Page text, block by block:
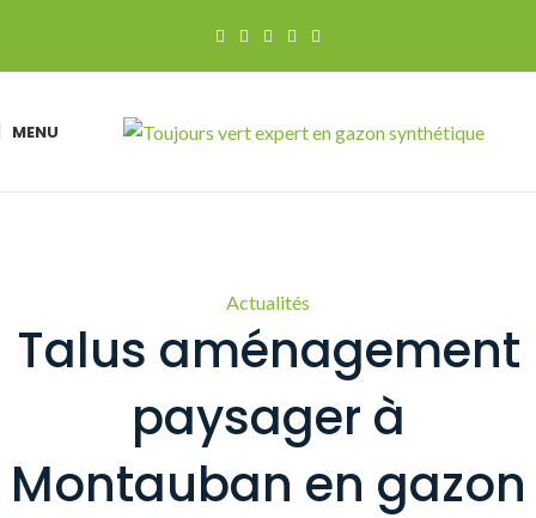
MENU
Actualités
Talus aménagement
paysager à
Montauban en gazon